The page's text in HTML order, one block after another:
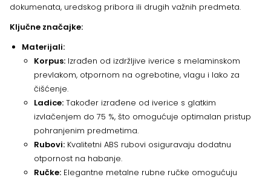
dokumenata, uredskog pribora ili drugih važnih predmeta.
Ključne značajke:
Materijali:
Korpus: Izrađen od izdržljive iverice s melaminskom
prevlakom, otpornom na ogrebotine, vlagu i lako za
čišćenje.
Ladice: Također izrađene od iverice s glatkim
izvlačenjem do 75 %, što omogućuje optimalan pristup
pohranjenim predmetima.
Rubovi: Kvalitetni ABS rubovi osiguravaju dodatnu
otpornost na habanje.
Ručke: Elegantne metalne rubne ručke omogućuju